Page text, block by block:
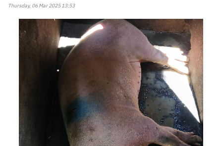
Thursday, 06 Mar 2025 13:53